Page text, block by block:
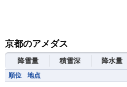
京都のアメダス
降雪量 積雪深 降水量
順位 地点